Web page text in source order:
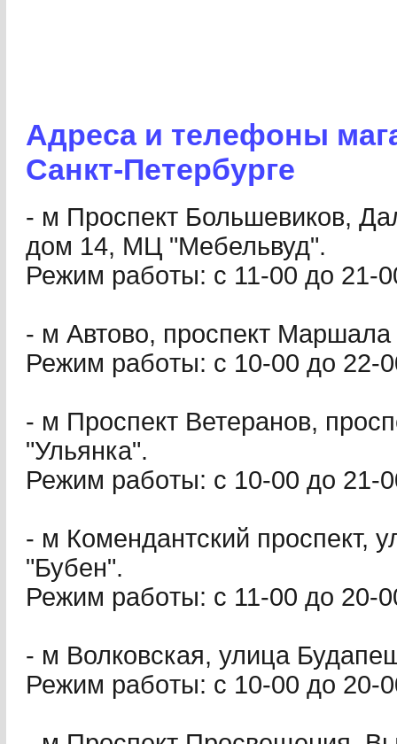
Адреса и телефоны
Санкт-Петербурге
- м Проспект Большевиков,
дом 14, МЦ "Мебельвуд".
Режим paбoты: с 11-00 до 21-
- м Автово, проспект
Режим paбoты: с 10-00 до 22-
- м Проспект Ветеранов,
"Ульянка".
Режим paбoты: с 10-00 до 21-
- м Комендантский проспект,
"Бубен".
Режим paбoты: с 11-00 до 20-
- м Волковская, улица
Режим paбoты: с 10-00 до 20-